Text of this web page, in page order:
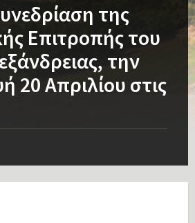
της
Επιτροπής του
την
20 Απριλίου στις